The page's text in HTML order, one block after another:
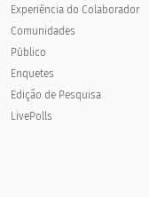
Experiência do Colaborador
Comunidades
Público
Enquetes
Edição de Pesquisa
LivePolls